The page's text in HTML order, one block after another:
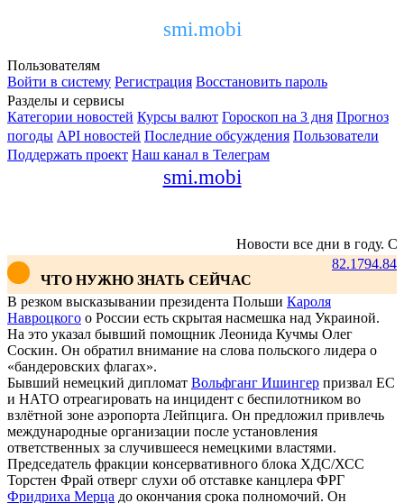
smi.mobi
Пользователям
Войти в систему Регистрация Восстановить пароль
Разделы и сервисы
Категории новостей Курсы валют Гороскоп на 3 дня Прогноз
погоды API новостей Последние обсуждения Пользователи
Поддержать проект Наш канал в Телеграм
smi.mobi
Новости все дни в году.
94.84
82.17
ЧТО НУЖНО ЗНАТЬ СЕЙЧАС
В резком высказывании президента Польши Кароля
Навроцкого о России есть скрытая насмешка над Украиной.
На это указал бывший помощник Леонида Кучмы Олег
Соскин. Он обратил внимание на слова польского лидера о
«бандеровских флагах».
Бывший немецкий дипломат Вольфганг Ишингер призвал ЕС
и НАТО отреагировать на инцидент с беспилотником во
взлётной зоне аэропорта Лейпцига. Он предложил привлечь
международные организации после установления
ответственных за случившееся немецкими властями.
Председатель фракции консервативного блока ХДС/ХСС
Торстен Фрай отверг слухи об отставке канцлера ФРГ
Фридриха Мерца до окончания срока полномочий. Он